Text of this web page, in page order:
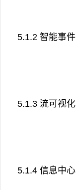
5.1.2 智能事件
5.1.3 流可视化
5.1.4 信息中心